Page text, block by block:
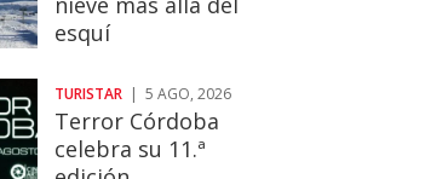
esquí
TURISTAR | 5 AGO, 2026
Terror Córdoba
celebra su 11.ª